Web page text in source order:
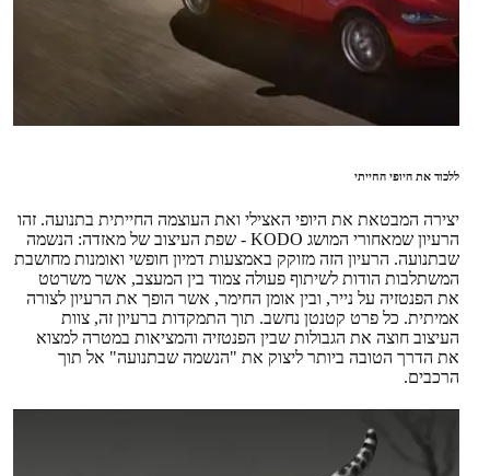
ללכוד את היופי החייתי
יצירה המבטאת את היופי האצילי ואת העוצמה החייתית בתנועה. זהו
הרעיון שמאחורי המושג KODO - שפת העיצוב של מאזדה: הנשמה
שבתנועה. הרעיון הזה מזוקק באמצעות דמיון חופשי ואומנות מחושבת
המשתלבות הודות לשיתוף פעולה צמוד בין המעצב, אשר משרטט
את הפנטזיה על נייר, ובין אומן החימר, אשר הופך את הרעיון לצורה
אמיתית. כל פרט קטנטן נחשב. תוך התמקדות ברעיון זה, צוות
העיצוב חוצה את הגבולות שבין הפנטזיה והמציאות במטרה למצוא
את הדרך הטובה ביותר ליצוק את "הנשמה שבתנועה" אל תוך
הרכבים.